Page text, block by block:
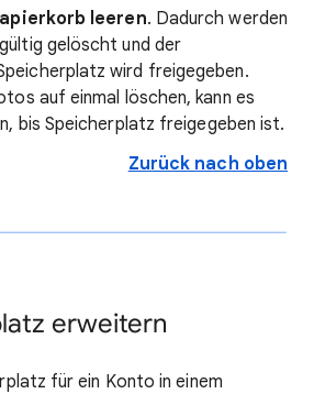
leeren. Dadurch werden
gelöscht und der
wird freigegeben.
auf einmal löschen, kann es
bis Speicherplatz freigegeben ist.
Zurück nach oben
erweitern
für ein Konto in einem